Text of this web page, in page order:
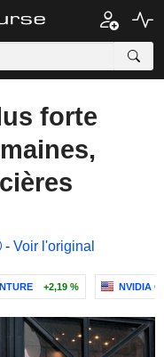
forte
- Voir l'original
+2,19 % NVIDIA